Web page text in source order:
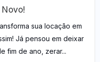
sua locação em
Já pensou em deixar
fim de ano, zerar...